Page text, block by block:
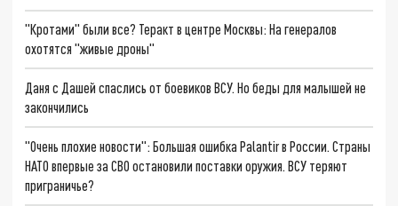
"Кротами" были все? Теракт в центре Москвы: На генералов
охотятся "живые дроны"
Даня с Дашей спаслись от боевиков ВСУ. Но беды для малышей не
закончились
"Очень плохие новости": Большая ошибка Palantir в России. Страны
НАТО впервые за СВО остановили поставки оружия. ВСУ теряют
приграничье?